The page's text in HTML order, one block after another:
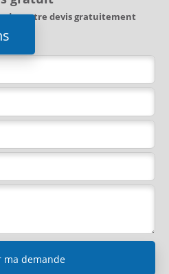
votre devis gratuitement